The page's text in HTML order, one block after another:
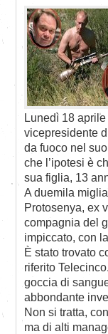
Lunedì 18
vicepresidente
da fuoco nel
che l’ipotesi è
sua figlia, 13
A duemila
Protosenya, ex
compagnia del
impiccato, con
È stato trovato
riferito
goccia di
abbondante
Non si tratta,
ma di alti